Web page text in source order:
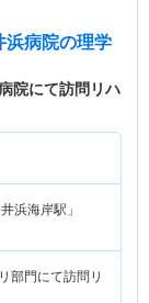
浜病院の理学
院にて訪問リハ
浜海岸駅」
部門にて訪問リ